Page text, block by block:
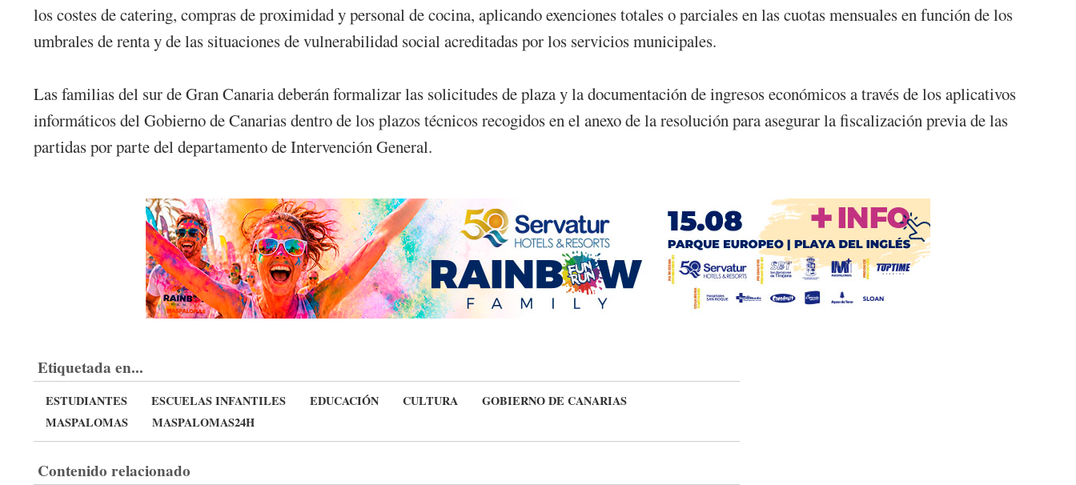
los costes de catering, compras de proximidad y personal de cocina, aplicando exenciones totales o parciales en las cuotas mensuales en función de los
umbrales de renta y de las situaciones de vulnerabilidad social acreditadas por los servicios municipales.
Las familias del sur de Gran Canaria deberán formalizar las solicitudes de plaza y la documentación de ingresos económicos a través de los aplicativos
informáticos del Gobierno de Canarias dentro de los plazos técnicos recogidos en el anexo de la resolución para asegurar la fiscalización previa de las
partidas por parte del departamento de Intervención General.
Etiquetada en...
ESTUDIANTES ESCUELAS INFANTILES EDUCACIÓN CULTURA
GOBIERNO DE CANARIAS
MASPALOMAS
MASPALOMAS24H
Contenido relacionado